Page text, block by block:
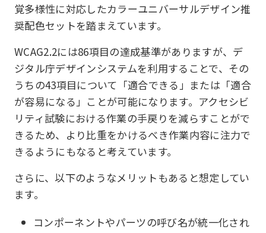
覚多様性に対応したカラーユニバーサルデザイン推
奨配色セットを踏まえています。
WCAG2.2には86項目の達成基準がありますが、デ
ジタル庁デザインシステムを利用することで、その
うちの43項目について「適合できる」または「適合
が容易になる」ことが可能になります。アクセシビ
リティ試験における作業の手戻りを減らすことがで
きるため、より比重をかけるべき作業内容に注力で
きるようにもなると考えています。
さらに、以下のようなメリットもあると想定してい
ます。
コンポーネントやパーツの呼び名が統一化され